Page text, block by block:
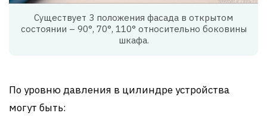
Существует 3 положения фасада в открытом
состоянии – 90°, 70°, 110° относительно боковины
шкафа.
По уровню давления в цилиндре устройства
могут быть: